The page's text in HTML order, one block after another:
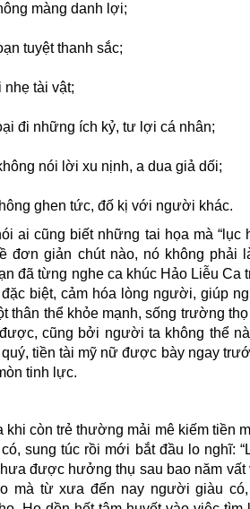
màng danh lợi;
tuyệt thanh sắc;
nhẹ tài vật;
đi những ích kỷ, tư lợi cá nhân;
nói lời xu nịnh, a dua giả dối;
ghen tức, đố kị với người khác.
ai cũng biết những tai họa mà “lục
đơn giản chút nào, nó không
đã từng nghe ca khúc Hảo Liễu Ca
đặc biệt, cảm hóa lòng người, giúp
thân thể khỏe mạnh, sống trường
cũng bởi người ta không thể
quý, tiền tài mỹ nữ được bày ngay
tinh lực.
khi còn trẻ thường mải mê kiếm tiền
có, sung túc rồi mới bắt đầu lo nghĩ:
được hưởng thụ sau bao năm
mà từ xưa đến nay người giàu